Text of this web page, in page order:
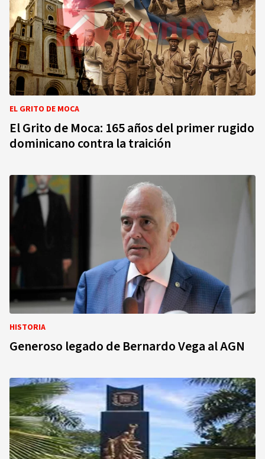
EL GRITO DE MOCA
El Grito de Moca: 165 años del primer rugido
dominicano contra la traición
HISTORIA
Generoso legado de Bernardo Vega al AGN